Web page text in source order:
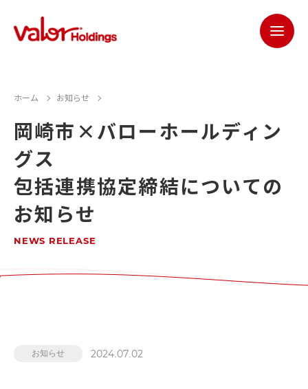
ホーム お知らせ
岡崎市×バローホールディン
グス
包括連携協定締結についての
お知らせ
NEWS RELEASE
お知らせ 2024.07.02